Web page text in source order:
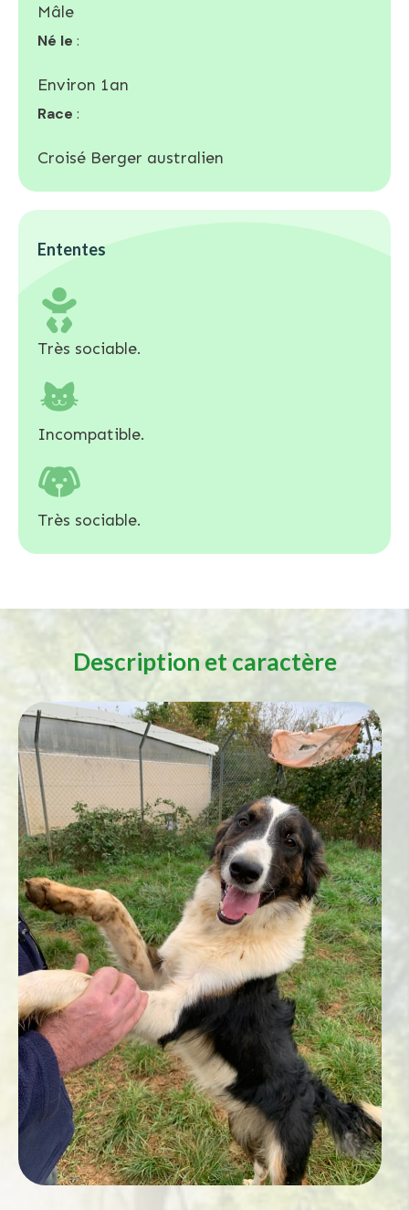
Mâle
Né le :
Environ 1an
Race :
Croisé Berger australien
Ententes
Très sociable.
Incompatible.
Très sociable.
Description et caractère